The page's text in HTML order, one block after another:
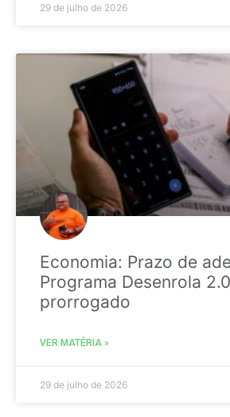
29 de julho de 2026
Economia: Prazo de
Programa Desenrola
prorrogado
VER MATÉRIA »
29 de julho de 2026